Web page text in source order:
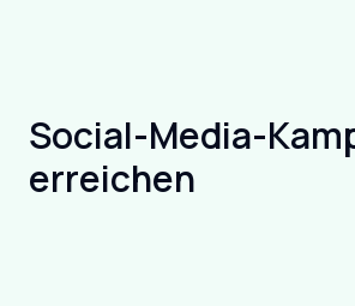
Social-Media-
erreichen